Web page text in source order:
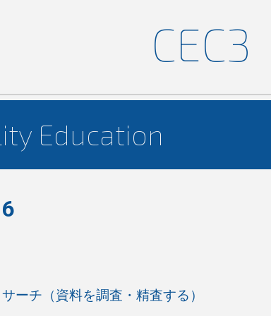
Skip to
CEC3
Education
サーチ（資料を調査・精査する）